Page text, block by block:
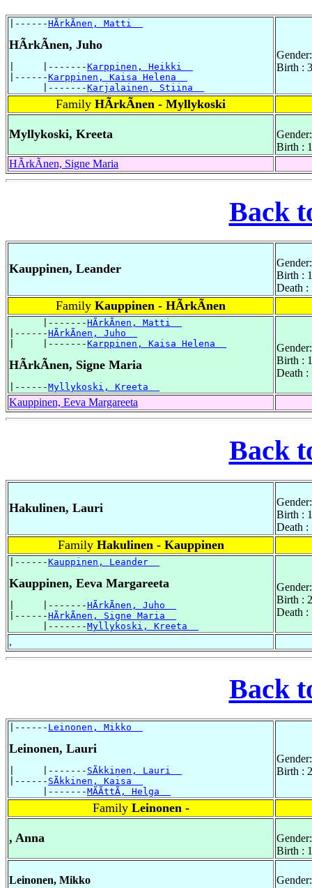
|------HÃrkÃnen, Matti
HÃrkÃnen, Juho
|     |-------Karppinen, Heikki
|------Karppinen, Kaisa Helena
      |-------
Karjalainen, Stiina
Birth :
Family HÃrkÃnen - Myllykoski
Myllykoski, Kreeta
Birth :
HÃrkÃnen, Signe Maria
Back
Kauppinen, Leander
Birth :
Death :
Family Kauppinen - HÃrkÃnen
      |-------
HÃrkÃnen, Matti
|------HÃrkÃnen, Juho
|     |-------Karppinen, Kaisa Helena
HÃrkÃnen, Signe Maria
|------Myllykoski, Kreeta
Birth :
Death :
Kauppinen, Eeva Margareeta
Back
Hakulinen, Lauri
Birth :
Death :
Family Hakulinen - Kauppinen
|------Kauppinen, Leander
Kauppinen, Eeva Margareeta
|     |-------HÃrkÃnen, Juho
|------HÃrkÃnen, Signe Maria
      |-------
Myllykoski, Kreeta
Birth :
Death :
,
Back
|------ Leinonen, Mikko
Leinonen, Lauri
|     |------- SÃkkinen, Lauri
|------ SÃkkinen, Kaisa
      |-------
MÃÃttÃ, Helga
Birth :
Family Leinonen -
, Anna
Birth :
Leinonen, Mikko